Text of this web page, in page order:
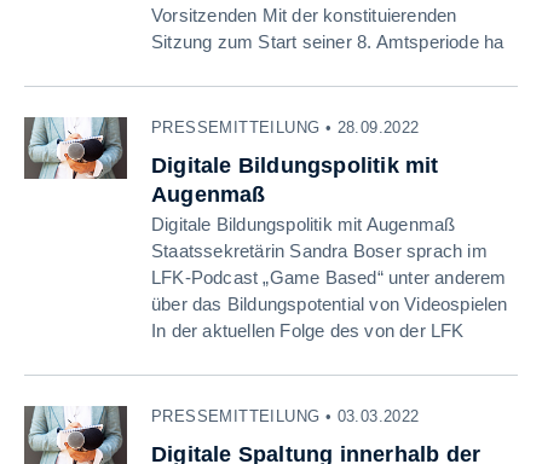
Vorsitzenden Mit der konstituierenden
Sitzung zum Start seiner 8. Amtsperiode ha
PRESSEMITTEILUNG • 28.09.2022
Digitale Bildungspolitik mit
Augenmaß
Digitale Bildungspolitik mit Augenmaß
Staatssekretärin Sandra Boser sprach im
LFK-Podcast „Game Based“ unter anderem
über das Bildungspotential von Videospielen
In der aktuellen Folge des von der LFK
PRESSEMITTEILUNG • 03.03.2022
Digitale Spaltung innerhalb der